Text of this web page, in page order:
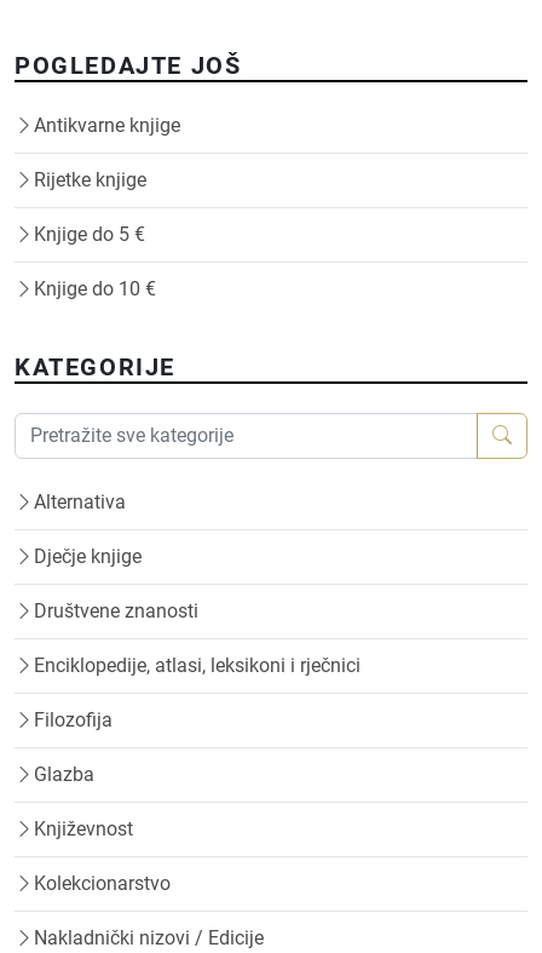
POGLEDAJTE JOŠ
Antikvarne knjige
Rijetke knjige
Knjige do 5 €
Knjige do 10 €
KATEGORIJE
Alternativa
Dječje knjige
Društvene znanosti
Enciklopedije, atlasi, leksikoni i rječnici
Filozofija
Glazba
Književnost
Kolekcionarstvo
Nakladnički nizovi / Edicije